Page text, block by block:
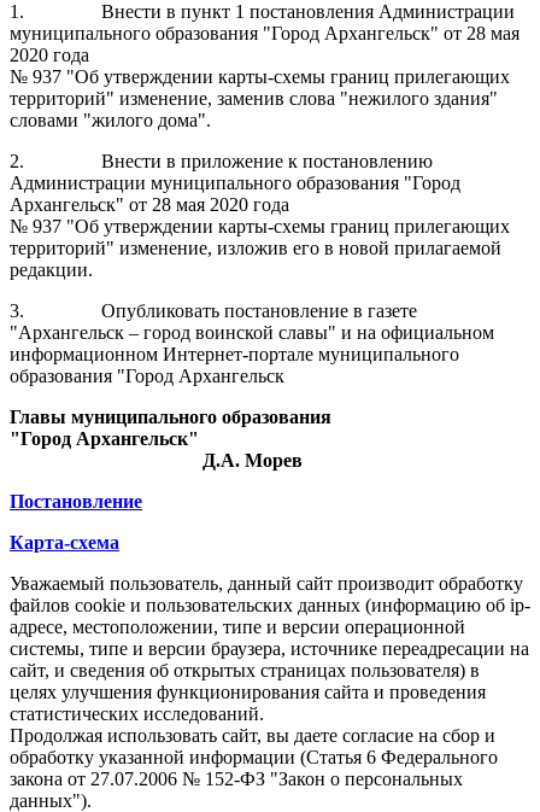
1.
Внести в пункт 1 постановления Администрации
муниципального образования "Город Архангельск" от 28 мая
2020 года
№ 937 "Об утверждении карты-схемы границ прилегающих
территорий" изменение, заменив слова "нежилого здания"
словами "жилого дома".
2.
Внести в приложение к постановлению
Администрации муниципального образования "Город
Архангельск" от 28 мая 2020 года
№ 937 "Об утверждении карты-схемы границ прилегающих
территорий" изменение, изложив его в новой прилагаемой
редакции.
3.
Опубликовать постановление в газете
"Архангельск – город воинской славы" и на официальном
информационном Интернет-портале муниципального
образования "Город Архангельск
Главы муниципального образования
"Город Архангельск"
Д.А. Морев
Постановление
Карта-схема
Уважаемый пользователь, данный сайт производит обработку
файлов cookie и пользовательских данных (информацию об ip-
адресе, местоположении, типе и версии операционной
системы, типе и версии браузера, источнике переадресации на
сайт, и сведения об открытых страницах пользователя) в
целях улучшения функционирования сайта и проведения
статистических исследований.
Продолжая использовать сайт, вы даете согласие на сбор и
обработку указанной информации (Статья 6 Федерального
закона от 27.07.2006 № 152-ФЗ "Закон о персональных
данных").